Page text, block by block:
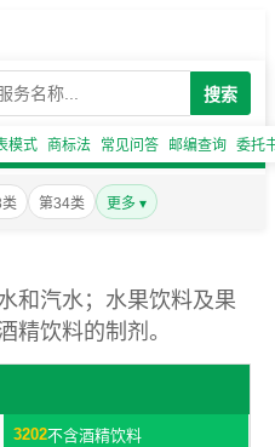
搜索
模式 商标法 常见问答 邮编查询 委托
第34类 更多 ▾
和汽水；水果饮料及果
精饮料的制剂。
3202不含酒精饮料